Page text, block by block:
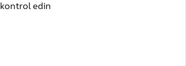
kontrol edin